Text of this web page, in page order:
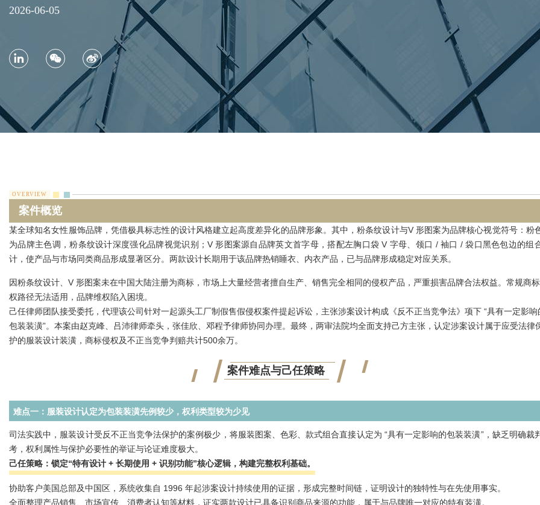
2026-06-05
OVERVIEW
案件概览
某全球知名女性服饰品牌，凭借极具标志性的设计风格建立起高度差异化的品牌形象。其中，粉条纹设计与V 形图案为品牌核心视觉符号：粉
为品牌主色调，粉条纹设计深度强化品牌视觉识别；V 形图案源自品牌英文首字母，搭配左胸口袋 V 字母、领口 / 袖口 / 袋口黑色包边的组
计，使产品与市场同类商品形成显著区分。两款设计长期用于该品牌热销睡衣、内衣产品，已与品牌形成稳定对应关系。
因粉条纹设计、V 形图案未在中国大陆注册为商标，市场上大量经营者擅自生产、销售完全相同的侵权产品，严重损害品牌合法权益。常规商
权路径无法适用，品牌维权陷入困境。
己任律师团队接受委托，代理该公司针对一起源头工厂制假售假侵权案件提起诉讼，主张涉案设计构成《反不正当竞争法》项下 “具有一定影响
包装装潢”。本案由赵克峰、吕沛律师牵头，张佳欣、邓程予律师协同办理。最终，两审法院均全面支持己方主张，认定涉案设计属于应受法律
护的服装设计装潢，商标侵权及不正当竞争判赔共计500余万。
案件难点与己任策略
难点一：服装设计认定为包装装潢先例较少，权利类型较为少见
司法实践中，服装设计受反不正当竞争法保护的案例极少，将服装图案、色彩、款式组合直接认定为 “具有一定影响的包装装潢”，缺乏明确裁
考，权利属性与保护必要性的举证与论证难度极大。
己任策略：锁定“特有设计 + 长期使用 + 识别功能”核心逻辑，构建完整权利基础。
协助客户美国总部及中国区，系统收集自 1996 年起涉案设计持续使用的证据，形成完整时间链，证明设计的独特性与在先使用事实。
全面整理产品销售、市场宣传、消费者认知等材料，证实两款设计已具备识别商品来源的功能，属于与品牌唯一对应的特有装潢。